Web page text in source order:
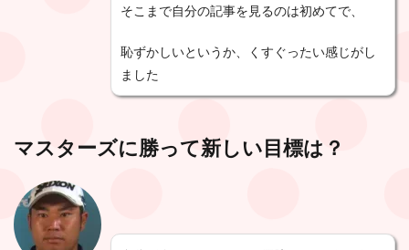
そこまで自分の記事を見るのは初めてで、
恥ずかしいというか、くすぐったい感じがし
ました
マスターズに勝って新しい目標は？